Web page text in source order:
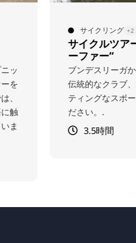
ノ
で、
サイ
てく
アート＆カル
ライプニッ
追って
ゴットフリー
ツの視点から
う。ヨーロッ
人の生涯、思
深い洞察に満